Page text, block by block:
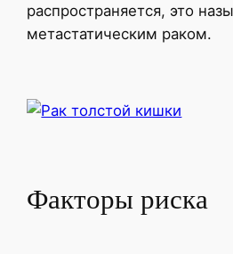
распространяется, это
метастатическим раком.
Факторы риска